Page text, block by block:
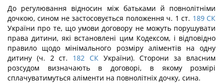
До регулювання відносин між батьками й повнолітніми
дочкою, сином не застосовується положення ч. 1 ст. 189 СК
України про те, що умови договору не можуть порушувати
права дитини, які встановлені цим Кодексом, і відповідно
правило щодо мінімального розміру аліментів на одну
дитину (ч. 2 ст. 182 СКУкраїни). Сторони за власним
розсудом визначають в договорі, в якому розмірі
сплачуватимуться аліменти на повнолітніх дочку, сина.